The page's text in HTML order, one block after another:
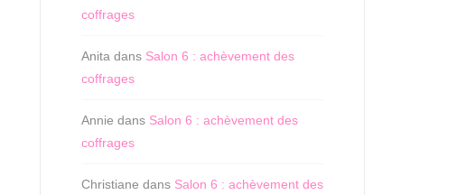
coffrages
Anita dans Salon 6 : achèvement des
coffrages
Annie dans Salon 6 : achèvement des
coffrages
Christiane dans Salon 6 : achèvement des